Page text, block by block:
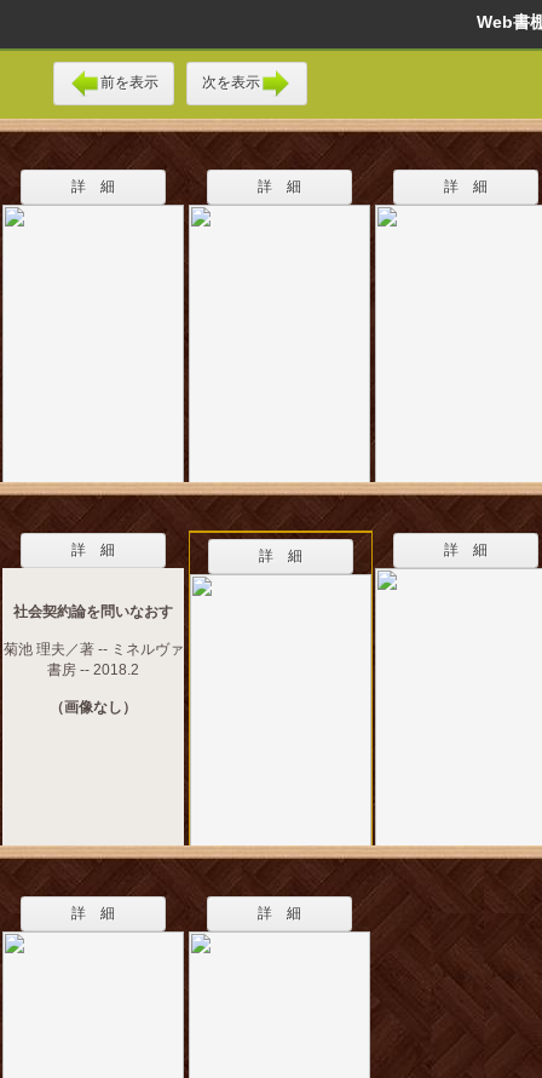
Web
前を表示 次を表示
詳 細 詳 細 詳 細
詳 細
社会契約論を問いなおす
菊池 理夫／著 -- ミネルヴァ
書房 -- 2018.2
（画像なし）
詳 細 詳 細
詳 細 詳 細